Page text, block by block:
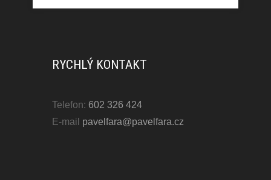
RYCHLÝ KONTAKT
Telefon: 602 326 424
E-mail pavelfara@pavelfara.cz